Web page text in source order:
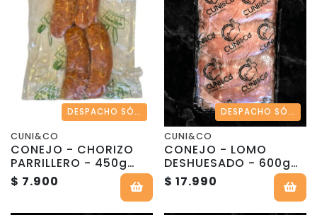
DESPACHO SÓLO REGIÓN METROPOLITANA
CUNI&CO
CONEJO - CHORIZO
PARRILLERO - 450g
Aprox - Cuni & co
$ 7.900
DESPACHO SÓLO EN REGIÓN METROPOLITANA
CUNI&CO
CONEJO - LOMO
DESHUESADO - 600g
Aprox - Cuni & co
$ 17.990